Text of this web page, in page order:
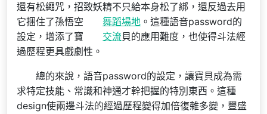
還有松繩咒，招致妖精不只給本身松了綁，還反過去用
它捆住了孫悟空
舞蹈場地 。這種語音password的
設定，增添了寶
交流貝的應用難度，也使得斗法經
過歷程更具戲劇性。
總的來說，語音password的設定，讓寶貝成為需
求特定技能、常識和神通才幹把握的特別東西。這種
design使兩邊斗法的經過歷程變得加倍復雜多變，豐盛